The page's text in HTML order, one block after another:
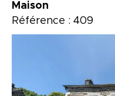
Maison
Référence : 409